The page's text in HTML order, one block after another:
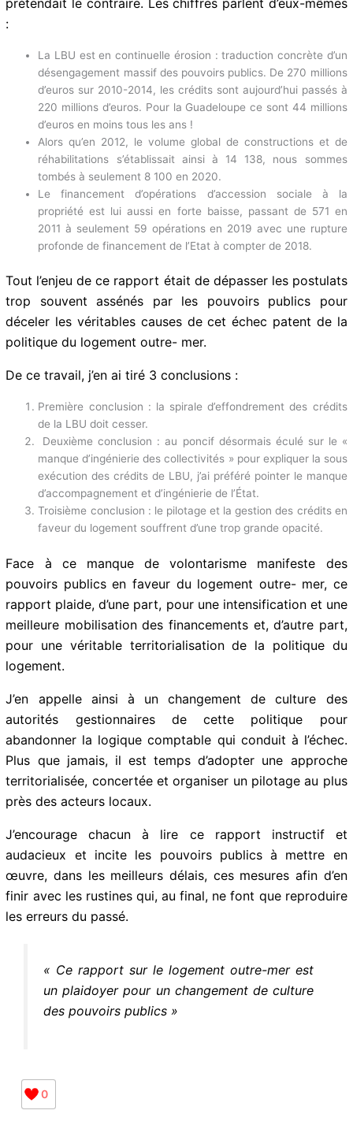
En d’autres termes : moins on en faisait, plus on
mêmes :
La LBU est en continuelle érosion : traduction concrète
d’un désengagement massif des pouvoirs publics. De 270
millions d’euros sur 2010-2014, les crédits sont aujourd’hui
passés à 220 millions d’euros. Pour la Guadeloupe ce sont
44 millions d’euros en moins tous les ans !
Alors qu’en 2012, le volume global de constructions et de
réhabilitations s’établissait ainsi à 14 138, nous sommes
tombés à seulement 8 100 en 2020.
Le financement d’opérations d’accession sociale à la
propriété est lui aussi en forte baisse, passant de 571 en
profonde de financement de l’Etat à compter de 2018.
Tout l’enjeu de ce rapport était de dépasser les
postulats trop souvent assénés par les pouvoirs
échec patent de la politique du logement outre- mer.
De ce travail, j’en ai tiré 3 conclusions :
Première conclusion : la spirale d’effondrement des crédits
de la LBU doit cesser.
Deuxième conclusion : au poncif désormais éculé sur le «
manque d’ingénierie des collectivités » pour expliquer la
sous exécution des crédits de LBU, j’ai préféré pointer le
manque d’accompagnement et d’ingénierie de l’État.
en faveur du logement souffrent d’une trop grande
opacité.
Face à ce manque de volontarisme manifeste des
pouvoirs publics en faveur du logement outre- mer, ce
rapport plaide, d’une part, pour une intensification et
une meilleure mobilisation des financements et, d’autre
part, pour une véritable territorialisation de la politique
du logement.
J’en appelle ainsi à un changement de culture des
autorités gestionnaires de cette politique pour
abandonner la logique comptable qui conduit à
l’échec. Plus que jamais, il est temps d’adopter une
approche territorialisée, concertée et organiser un
pilotage au plus près des acteurs locaux.
J’encourage chacun à lire ce rapport instructif et
audacieux et incite les pouvoirs publics à mettre en
œuvre, dans les meilleurs délais, ces mesures afin d’en
reproduire les erreurs du passé.
« Ce rapport sur le logement outre-mer